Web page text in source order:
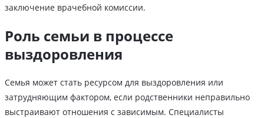
заключение врачебной комиссии.
Роль семьи в процессе
выздоровления
Семья может стать ресурсом для выздоровления или
затрудняющим фактором, если родственники неправильно
выстраивают отношения с зависимым. Специалисты